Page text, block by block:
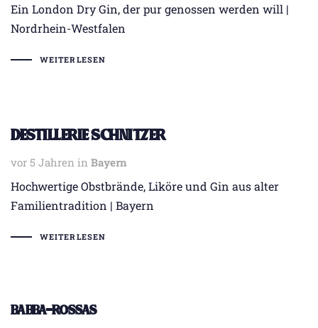
Ein London Dry Gin, der pur genossen werden will |
Nordrhein-Westfalen
WEITERLESEN
Destillerie Schnitzer
vor 5 Jahren in
Tags Bayern
Hochwertige Obstbrände, Liköre und Gin aus alter
Familientradition | Bayern
WEITERLESEN
Babba-Rossas